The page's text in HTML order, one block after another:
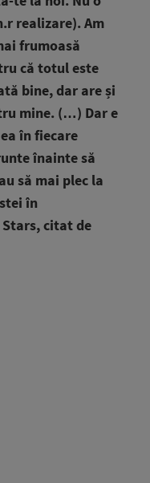
realizare). Am
frumoasă
că totul este
bine, dar are și
mine. (…) Dar e
în fiecare
înainte să
să mai plec la
în
citat de